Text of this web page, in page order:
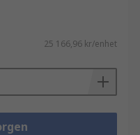
25 166,96 kr/enhet